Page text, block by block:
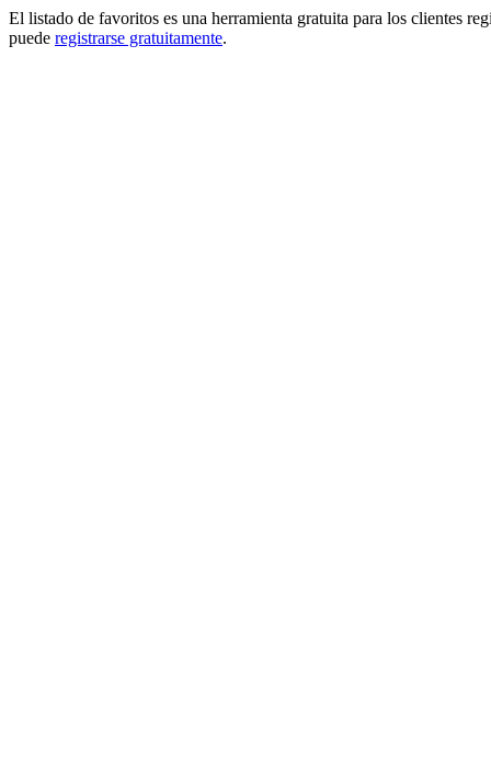
El listado de favoritos es una herramienta gratuita para los clientes
puede registrarse gratuitamente.